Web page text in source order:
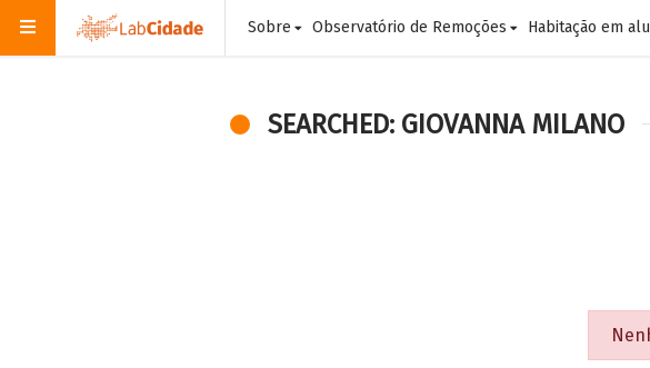
Sobre Observatório de Remoções Habitação em
SEARCHED: GIOVANNA MILANO